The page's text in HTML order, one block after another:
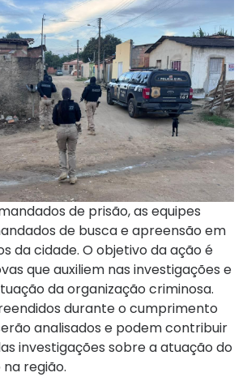
de prisão, as equipes
de busca e apreensão em
da cidade. O objetivo da ação é
que auxiliem nas investigações e
da organização criminosa.
durante o cumprimento
analisados e podem contribuir
investigações sobre a atuação do
região.